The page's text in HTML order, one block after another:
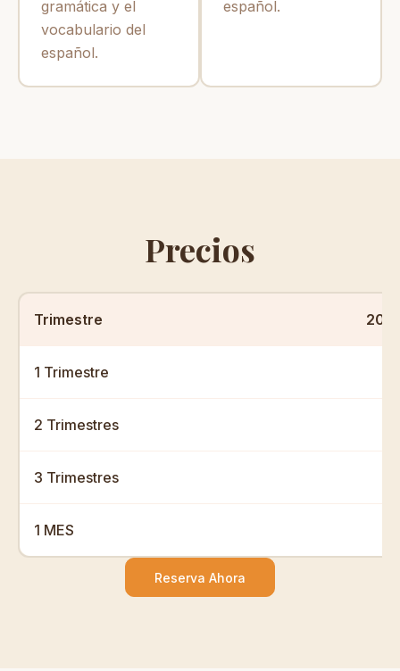
gramática y el
vocabulario del
español.
español.
Precios
Trimestre 20
1 Trimestre
2 Trimestres
3 Trimestres
1 MES
Reserva Ahora